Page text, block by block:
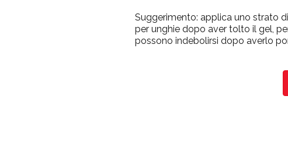
Suggerimento: applica uno strato
per unghie dopo aver tolto il gel,
possono indebolirsi dopo averlo